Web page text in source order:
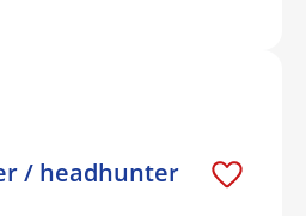
/ headhunter